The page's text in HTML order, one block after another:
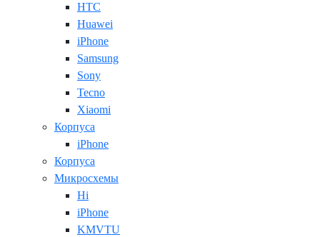
HTC
Huawei
iPhone
Samsung
Sony
Tecno
Xiaomi
Корпуса
iPhone
Корпуса
Микросхемы
Hi
iPhone
KMVTU